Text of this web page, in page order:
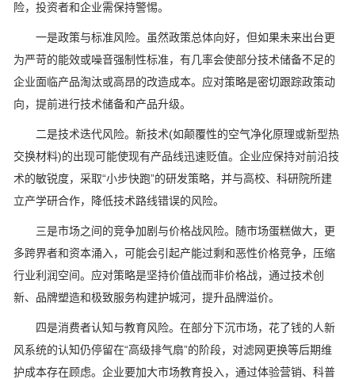
险，投资者和企业需保持警惕。
一是政策与标准风险。虽然政策总体向好，但如果未来出台更
为严苛的能效或噪音强制性标准，有几率会使部分技术储备不足的
企业面临产品淘汰或高昂的改造成本。应对策略是密切跟踪政策动
向，提前进行技术储备和产品升级。
二是技术迭代风险。新技术(如颠覆性的空气净化原理或新型热
交换材料)的出现可能使现有产品线迅速贬值。企业应保持对前沿技
术的敏锐度，采取“小步快跑”的研发策略，并与高校、科研院所建
立产学研合作，降低技术路线错误的风险。
三是市场之间的竞争加剧与价格战风险。随市场蛋糕做大，更
多跨界者和资本涌入，可能会引起产能过剩和恶性价格竞争，压缩
行业利润空间。应对策略是坚持价值战而非价格战，通过技术创
新、品牌塑造和极致服务构建护城河，提升品牌溢价。
四是消费者认知与教育风险。在部分下沉市场，花了钱的人新
风系统的认知仍停留在“高级排气扇”的阶段，对滤网更换等后期维
护成本存在顾虑。企业要加大市场教育投入，通过体验营销、科普